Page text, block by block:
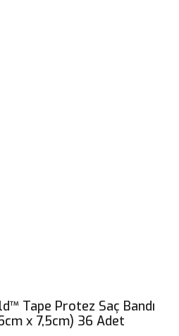
Tape Protez Saç Bandı
x 7,5cm) 36 Adet